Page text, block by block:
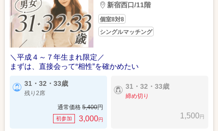
新宿西口/11階
個室8対8
シングルマッチング
＼平成４～７年生まれ限定／
まずは、直接会って“相性”を確かめたい
31・32・33歳
残り2席
通常価格 5,400円
初参加 3,000円
31・32・33歳
締め切り
1,500円